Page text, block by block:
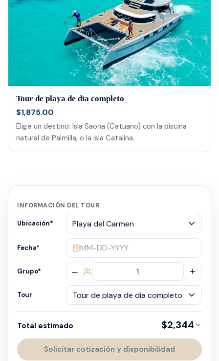
Tour de playa de día completo
$1,875.00
Elige un destino: Isla Saona (Catuano) con la piscina
natural de Palmilla, o la isla Catalina.
INFORMACIÓN DEL TOUR
Ubicación*
Fecha* MM-DD-YYYY
Grupo* – +
Tour
Total estimado $2,344
Solicitar cotización y disponibilidad